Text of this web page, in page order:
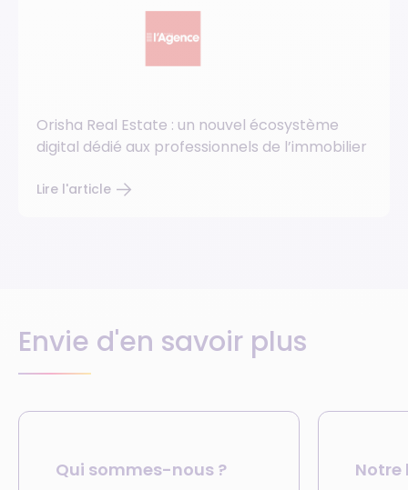
Orisha Real Estate : un nouvel écosystème
digital dédié aux professionnels de l’immobilier
Lire l'article
Envie d'en savoir plus
Qui sommes-nous ? Notre